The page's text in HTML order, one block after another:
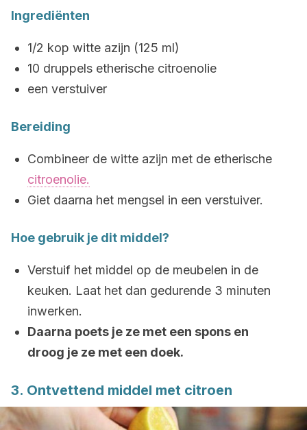
Ingrediënten
1/2 kop witte azijn (125 ml)
10 druppels etherische citroenolie
een verstuiver
Bereiding
Combineer de witte azijn met de etherische
citroenolie.
Giet daarna het mengsel in een verstuiver.
Hoe gebruik je dit middel?
Verstuif het middel op de meubelen in de
keuken. Laat het dan gedurende 3 minuten
inwerken.
Daarna poets je ze met een spons en
droog je ze met een doek.
3. Ontvettend middel met citroen